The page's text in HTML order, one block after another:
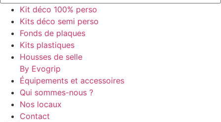
Kit déco 100% perso
Kits déco semi perso
Fonds de plaques
Kits plastiques
Housses de selle
By Evogrip
Équipements et accessoires
Qui sommes-nous ?
Nos locaux
Contact